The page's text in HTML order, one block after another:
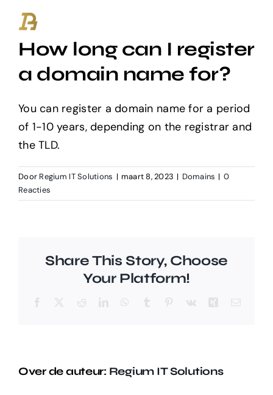
naar
inhoudHow long can I register
a domain name for?
You can register a domain name for a period
of 1-10 years, depending on the registrar and
the TLD.
Door Regium IT Solutions | maart 8, 2023 | Domains | 0
Reacties
Share This Story, Choose
Your Platform!
Facebook RedditLinkedInWhatsApp
Tumblr Pinterest
Vk XingE-
Over de auteur: Regium IT Solutions